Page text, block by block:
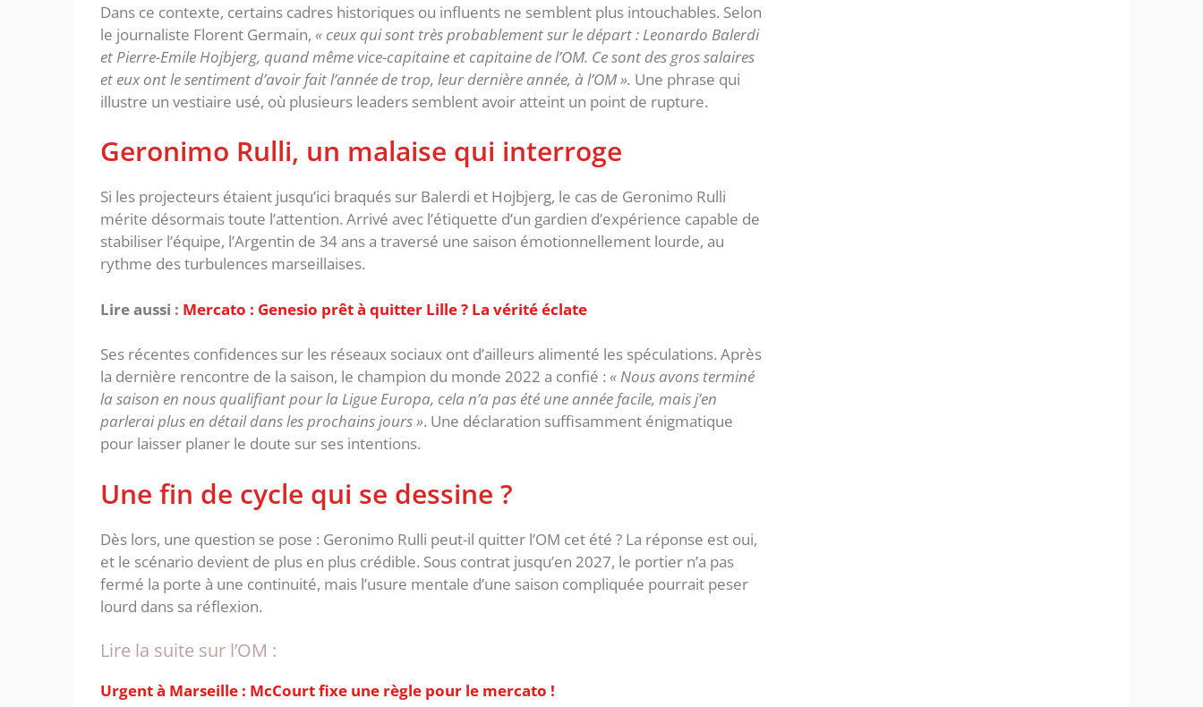
‎Dans ce contexte, certains cadres historiques ou influents ne semblent plus intouchables. Selon
le journaliste Florent Germain, « ceux qui sont très probablement sur le départ : Leonardo Balerdi
et Pierre-Emile Hojbjerg, quand même vice-capitaine et capitaine de l’OM. Ce sont des gros salaires
et eux ont le sentiment d’avoir fait l’année de trop, leur dernière année, à l’OM ». Une phrase qui
illustre un vestiaire usé, où plusieurs leaders semblent avoir atteint un point de rupture.
‎Geronimo Rulli, un malaise qui interroge
‎Si les projecteurs étaient jusqu’ici braqués sur Balerdi et Hojbjerg, le cas de Geronimo Rulli
mérite désormais toute l’attention. Arrivé avec l’étiquette d’un gardien d’expérience capable de
stabiliser l’équipe, l’Argentin de 34 ans a traversé une saison émotionnellement lourde, au
rythme des turbulences marseillaises.
Lire aussi : Mercato : Genesio prêt à quitter Lille ? La vérité éclate
‎Ses récentes confidences sur les réseaux sociaux ont d’ailleurs alimenté les spéculations. Après
la dernière rencontre de la saison, le champion du monde 2022 a confié : « Nous avons terminé
la saison en nous qualifiant pour la Ligue Europa, cela n’a pas été une année facile, mais j’en
parlerai plus en détail dans les prochains jours ». Une déclaration suffisamment énigmatique
pour laisser planer le doute sur ses intentions.
‎Une fin de cycle qui se dessine ?
‎Dès lors, une question se pose : Geronimo Rulli peut-il quitter l’OM cet été ? La réponse est oui,
et le scénario devient de plus en plus crédible. Sous contrat jusqu’en 2027, le portier n’a pas
fermé la porte à une continuité, mais l’usure mentale d’une saison compliquée pourrait peser
lourd dans sa réflexion.
Lire la suite sur l’OM :
Urgent à Marseille : McCourt fixe une règle pour le mercato !